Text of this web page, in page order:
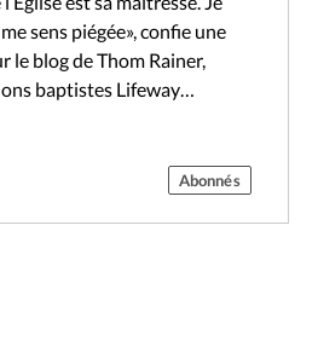
sens piégée», confie une
le blog de Thom Rainer,
baptistes Lifeway
Abonnés